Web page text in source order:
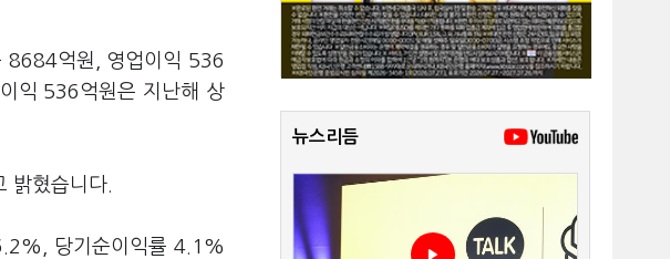
8684억원, 영업이익 536
익 536억원은 지난해 상
밝혔습니다.
당기순이익률 4.1%
뉴스리듬